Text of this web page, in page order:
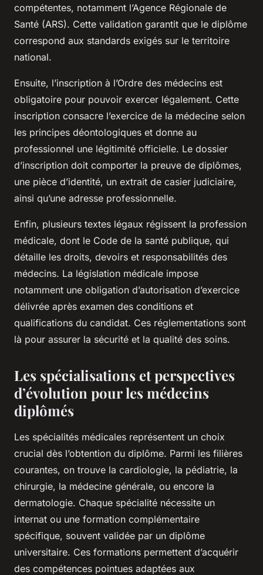
compétentes, notamment l’Agence Régionale de
Santé (ARS). Cette validation garantit que le diplôme
correspond aux standards exigés sur le territoire
national.
Ensuite, l’inscription à l’Ordre des médecins est
obligatoire pour pouvoir exercer légalement. Cette
inscription consacre l’exercice de la médecine selon
les principes déontologiques et donne au
professionnel une légitimité officielle. Le dossier
d’inscription doit comporter la preuve de diplômes,
une pièce d’identité, un extrait de casier judiciaire,
ainsi qu’une adresse professionnelle.
Enfin, plusieurs textes légaux régissent la profession
médicale, dont le Code de la santé publique, qui
détaille les droits, devoirs et responsabilités des
médecins. La législation médicale impose
notamment une obligation d’autorisation d’exercice
délivrée après examen des conditions et
qualifications du candidat. Ces réglementations sont
là pour assurer la sécurité et la qualité des soins.
Les spécialisations et perspectives
d’évolution pour les médecins
diplômés
Les spécialités médicales représentent un choix
crucial dès l’obtention du diplôme. Parmi les filières
courantes, on trouve la cardiologie, la pédiatrie, la
chirurgie, la médecine générale, ou encore la
dermatologie. Chaque spécialité nécessite un
internat ou une formation complémentaire
spécifique, souvent validée par un diplôme
universitaire. Ces formations permettent d’acquérir
des compétences pointues adaptées aux